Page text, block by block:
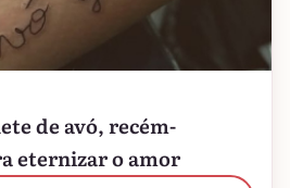
de avó, recém-
eternizar o amor